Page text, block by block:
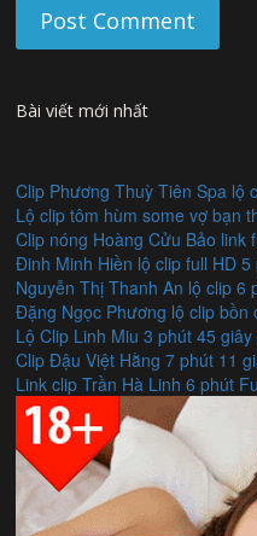
Bài viết mới nhất
Clip Phương Thuỳ Tiên Spa lộ
Lộ clip tôm hùm some vợ bạn
Clip nóng Hoàng Cửu Bảo link
Đinh Minh Hiền lộ clip full HD
Nguyễn Thị Thanh An lộ clip 6
Đặng Ngọc Phương lộ clip bồn
Lộ Clip Linh Miu 3 phút 45
Clip Đậu Việt Hằng 7 phút 11
Link clip Trần Hà Linh 6 phút